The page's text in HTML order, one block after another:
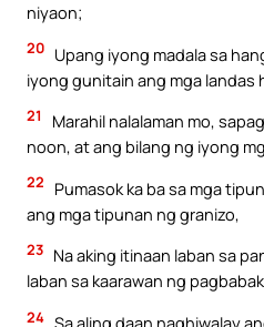
niyaon;
20 Upang iyong madala sa
iyong gunitain ang mga landas
21
Marahil nalalaman mo,
noon, at ang bilang ng iyong
22
Pumasok ka ba sa mga
ang mga tipunan ng granizo,
23 Na aking itinaan laban sa
laban sa kaarawan ng
24 Sa aling daan naghiwalay